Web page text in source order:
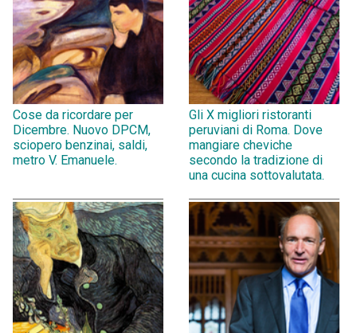
Cose da ricordare per
Dicembre. Nuovo DPCM,
sciopero benzinai, saldi,
metro V. Emanuele.
Gli X migliori ristoranti
peruviani di Roma. Dove
mangiare cheviche
secondo la tradizione di
una cucina sottovalutata.